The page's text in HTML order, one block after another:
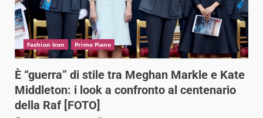
Fashion Icon Primo Piano
È “guerra” di stile tra Meghan Markle e Kate
Middleton: i look a confronto al centenario
della Raf [FOTO]